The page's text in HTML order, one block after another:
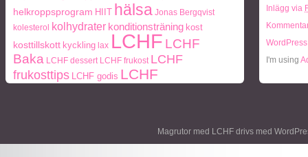
helkroppsprogram HIIT hälsa Jonas Bergqvist
kolesterol kolhydrater konditionsträning kost
kosttillskott kyckling lax LCHF LCHF
Baka LCHF dessert LCHF frukost LCHF
frukosttips
LCHF godis LCHF
personlig träningprotein PT
Inlägg via
I'm using
Magrutor med LCHF drivs med